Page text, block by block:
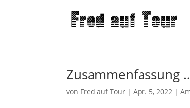
Zusammenfassung
von Fred auf Tour |Apr. 5, 2022 |